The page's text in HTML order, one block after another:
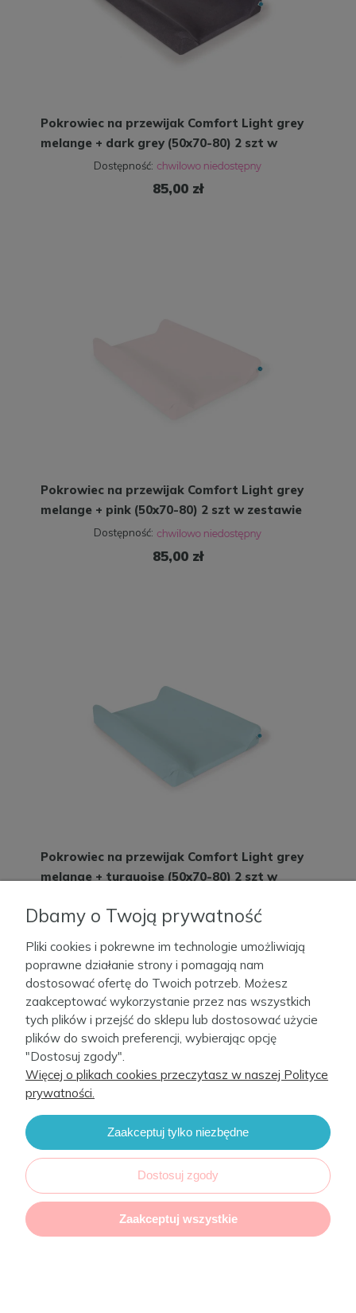
Pokrowiec na przewijak Comfort Light grey
melange + dark grey (50x70-80) 2 szt w
zestawieDostępność:
85,00 zł
Pokrowiec na przewijak Comfort Light grey
melange + pink (50x70-80) 2 szt w zestawie
Dostępność:
85,00 zł
Pokrowiec na przewijak Comfort Light grey
melange + turquoise (50x70-80) 2 szt w
85,00 zł
Pokrowiec na przewijak Comfort Light grey
Dbamy o Twoją prywatność
Pliki cookies i pokrewne im technologie umożliwiają
poprawne działanie strony i pomagają nam
dostosować ofertę do Twoich potrzeb. Możesz
zaakceptować wykorzystanie przez nas wszystkich
tych plików i przejść do sklepu lub dostosować użycie
plików do swoich preferencji, wybierając opcję
"Dostosuj zgody".
Więcej o plikach cookies przeczytasz w naszej Polityce
prywatności.
Zaakceptuj tylko niezbędne
Dostosuj zgody
Zaakceptuj wszystkie